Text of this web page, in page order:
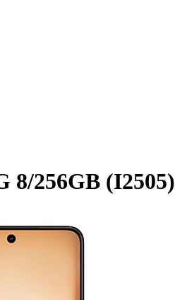
8/256GB (I2505)